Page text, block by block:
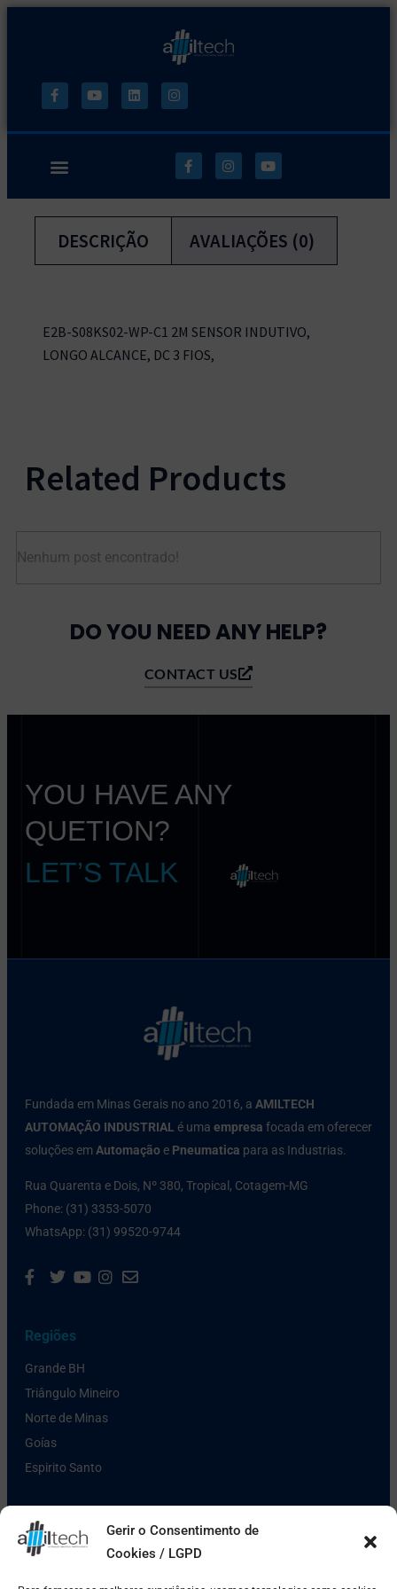
Gerir o Consentimento de
Cookies / LGPD
DESCRIÇÃO AVALIAÇÕES (0)
E2B-S08KS02-WP-C1 2M SENSOR INDUTIVO,
LONGO ALCANCE, DC 3 FIOS,
Related Products
Nenhum post encontrado!
DO YOU NEED ANY HELP?
CONTACT US
YOU HAVE ANY
QUETION?
LET’S TALK
Fundada em Minas Gerais no ano 2016, a AMILTECH
AUTOMAÇÃO INDUSTRIAL é uma empresa focada em oferecer
soluções em Automação e Pneumatica para as Industrias.
Rua Quarenta e Dois, Nº 380, Tropical, Cotagem-MG
Phone: (31) 3353-5070
WhatsApp: (31) 99520-9744
Regiões
Grande BH
Triângulo Mineiro
Norte de Minas
Goías
Espirito Santo
Links Úteis
Política de Privacidade